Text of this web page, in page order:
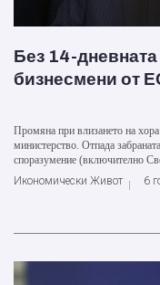
Без 14-
бизнесмени от
Промяна при влизането на
министерство. Отпада
споразумение (включително
Икономически Живот
6